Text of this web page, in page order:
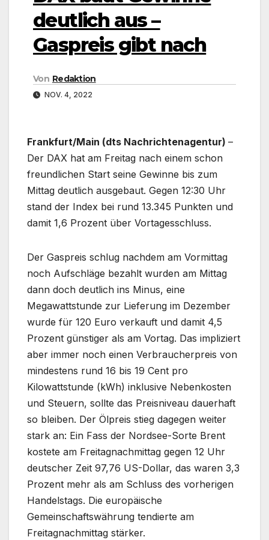
deutlich aus –
Gaspreis gibt nach
Von Redaktion
NOV. 4, 2022
Frankfurt/Main (dts Nachrichtenagentur) –
Der DAX hat am Freitag nach einem schon
freundlichen Start seine Gewinne bis zum
Mittag deutlich ausgebaut. Gegen 12:30 Uhr
stand der Index bei rund 13.345 Punkten und
damit 1,6 Prozent über Vortagesschluss.
Der Gaspreis schlug nachdem am Vormittag
noch Aufschläge bezahlt wurden am Mittag
dann doch deutlich ins Minus, eine
Megawattstunde zur Lieferung im Dezember
wurde für 120 Euro verkauft und damit 4,5
Prozent günstiger als am Vortag. Das impliziert
aber immer noch einen Verbraucherpreis von
mindestens rund 16 bis 19 Cent pro
Kilowattstunde (kWh) inklusive Nebenkosten
und Steuern, sollte das Preisniveau dauerhaft
so bleiben. Der Ölpreis stieg dagegen weiter
stark an: Ein Fass der Nordsee-Sorte Brent
kostete am Freitagnachmittag gegen 12 Uhr
deutscher Zeit 97,76 US-Dollar, das waren 3,3
Prozent mehr als am Schluss des vorherigen
Handelstags. Die europäische
Gemeinschaftswährung tendierte am
Freitagnachmittag stärker.